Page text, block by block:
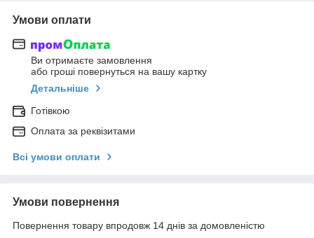
Умови оплати
Ви отримаєте замовлення
або гроші повернуться на вашу картку
Детальніше
Готівкою
Оплата за реквізитами
Всі умови оплати
Умови повернення
Повернення товару впродовж 14 днів за домовленістю